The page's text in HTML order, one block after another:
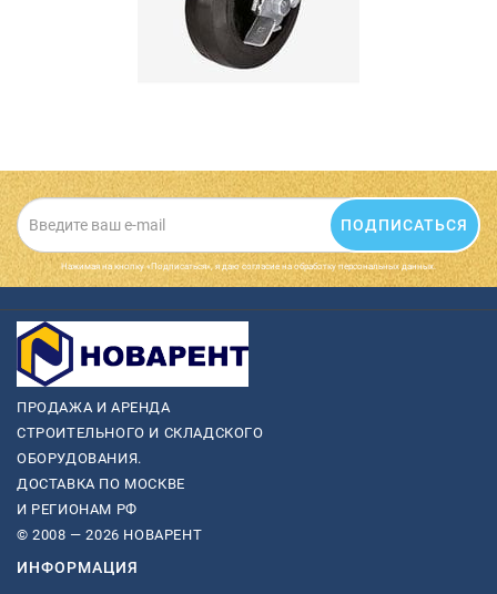
ПОДПИСАТЬСЯ
Нажимая на кнопку «Подписаться», я даю cогласие на обработку персональных данных.
ПРОДАЖА И АРЕНДА
СТРОИТЕЛЬНОГО И СКЛАДСКОГО
ОБОРУДОВАНИЯ.
ДОСТАВКА ПО МОСКВЕ
И РЕГИОНАМ РФ
© 2008 — 2026 НОВАРЕНТ
ИНФОРМАЦИЯ